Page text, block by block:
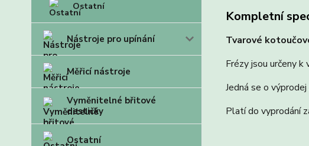
Ostatní
Nástroje pro upínání
Měřicí nástroje
Vyměnitelné břitové
destičky
Ostatní
Kompletní
Tvarové
Frézy jsou určeny
Jedná se o
Platí do vyprodání